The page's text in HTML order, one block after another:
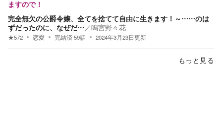
ますので！
完全無欠の公爵令嬢、全てを捨てて自由に生きます！～……のは
ずだったのに、なぜだ… ／鳴宮野々花
★572 恋愛 完結済59話 2024年3月23日更新
もっと見る